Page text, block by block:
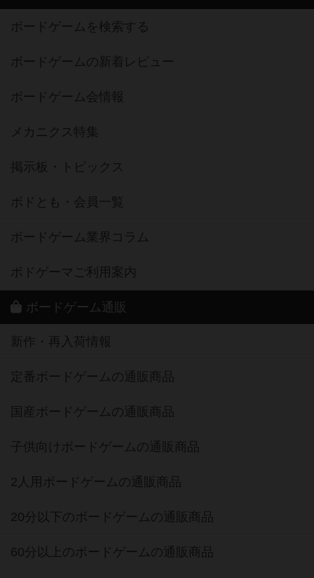
ボードゲームを検索する
ボードゲームの新着レビュー
ボードゲーム会情報
メカニクス特集
掲示板・トピックス
ボドとも・会員一覧
ボードゲーム業界コラム
ボドゲーマご利用案内
ボードゲーム通販
新作・再入荷情報
定番ボードゲームの通販商品
国産ボードゲームの通販商品
子供向けボードゲームの通販商品
2人用ボードゲームの通販商品
20分以下のボードゲームの通販商品
60分以上のボードゲームの通販商品